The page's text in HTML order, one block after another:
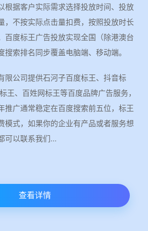
根据客户实际需求选择投放时间、投放
，不按实际点击量扣费，按照投放时长
百度标王广告投放实现全国（除港澳台
索排名同步覆盖电脑端、移动端。
限公司提供石河子百度标王、抖音标
王、百姓网标王等百度品牌广告服务，
推广通常稳定在百度搜索前五位，标王
模式，如果你的企业有产品或者服务想
可以联系我们...
查看详情